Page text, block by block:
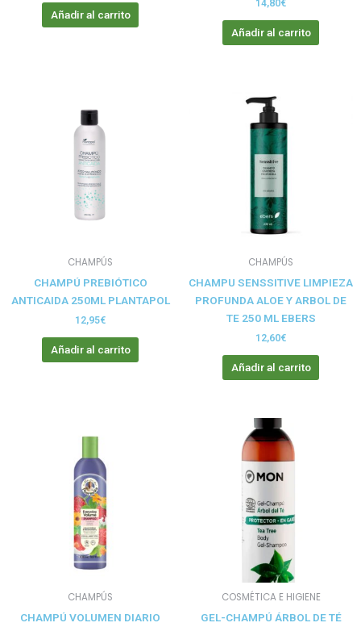
Añadir al carrito
14,80€
Añadir al carrito
CHAMPÚS
CHAMPÚ PREBIÓTICO
ANTICAIDA 250ML PLANTAPOL
12,95€
Añadir al carrito
CHAMPÚS
CHAMPU SENSSITIVE LIMPIEZA
PROFUNDA ALOE Y ARBOL DE
TE 250 ML EBERS
12,60€
Añadir al carrito
CHAMPÚS
CHAMPÚ VOLUMEN DIARIO
COSMÉTICA E HIGIENE
GEL-CHAMPÚ ÁRBOL DE TÉ